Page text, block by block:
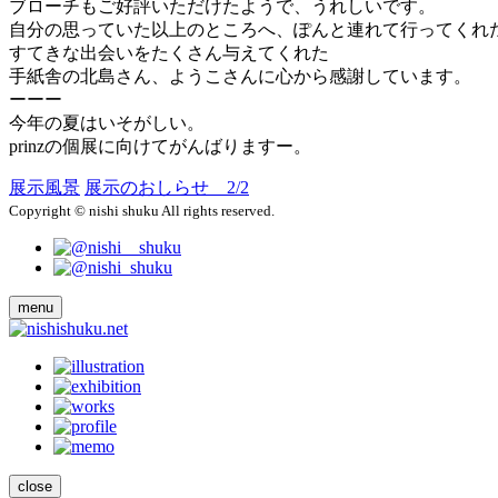
ブローチもご好評いただけたようで、うれしいです。
自分の思っていた以上のところへ、ぽんと連れて行ってくれ
すてきな出会いをたくさん与えてくれた
手紙舎の北島さん、ようこさんに心から感謝しています。
ーーー
今年の夏はいそがしい。
prinzの個展に向けてがんばりますー。
展示風景 展示のおしらせ 2/2
Copyright © nishi shuku All rights reserved.
menu
close